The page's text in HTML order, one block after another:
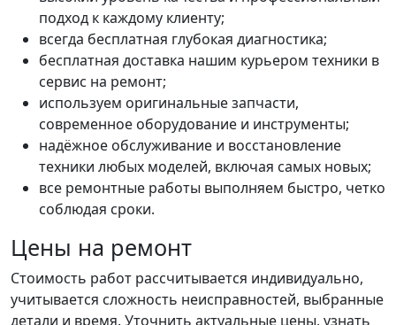
подход к каждому клиенту;
всегда бесплатная глубокая диагностика;
бесплатная доставка нашим курьером техники в
сервис на ремонт;
используем оригинальные запчасти,
современное оборудование и инструменты;
надёжное обслуживание и восстановление
техники любых моделей, включая самых новых;
все ремонтные работы выполняем быстро, четко
соблюдая сроки.
Цены на ремонт
Стоимость работ рассчитывается индивидуально,
учитывается сложность неисправностей, выбранные
детали и время. Уточнить актуальные цены, узнать